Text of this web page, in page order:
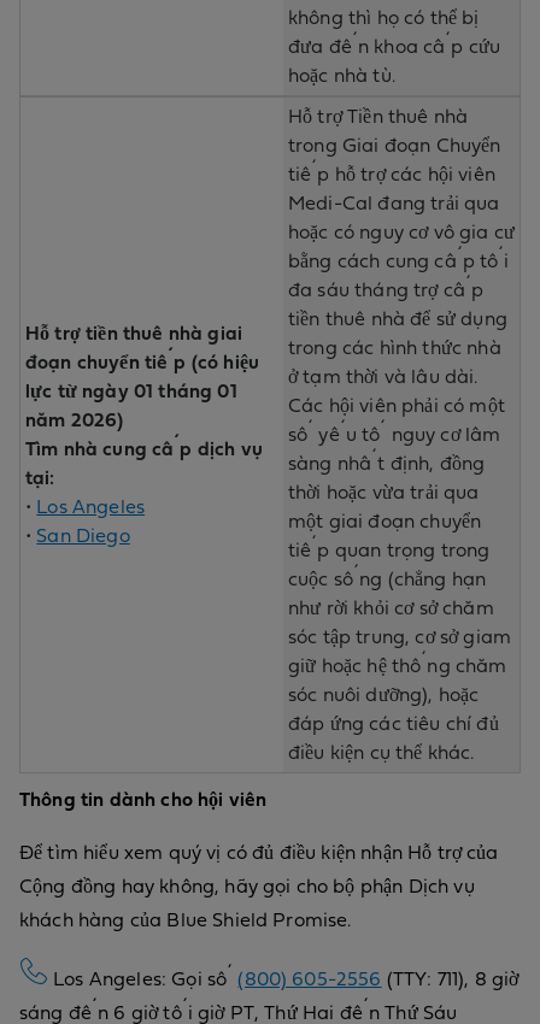
không thì họ có thể bị
đưa đến khoa cấp cứu
hoặc nhà tù.
Hỗ trợ tiền thuê nhà giai
đoạn chuyển tiếp (có hiệu
lực từ ngày 01 tháng 01
năm 2026)
Tìm nhà cung cấp dịch vụ
tại:
•
Los Angeles
• San Diego
Hỗ trợ Tiền thuê nhà
trong Giai đoạn Chuyển
tiếp hỗ trợ các hội viên
Medi-Cal đang trải qua
hoặc có nguy cơ vô gia cư
bằng cách cung cấp tối
đa sáu tháng trợ cấp
tiền thuê nhà để sử dụng
trong các hình thức nhà
ở tạm thời và lâu dài.
Các hội viên phải có một
số yếu tố nguy cơ lâm
sàng nhất định, đồng
thời hoặc vừa trải qua
một giai đoạn chuyển
tiếp quan trọng trong
cuộc sống (chẳng hạn
như rời khỏi cơ sở chăm
sóc tập trung, cơ sở giam
giữ hoặc hệ thống chăm
sóc nuôi dưỡng), hoặc
đáp ứng các tiêu chí đủ
điều kiện cụ thể khác.
Thông tin dành cho hội viên
Để tìm hiểu xem quý vị có đủ điều kiện nhận Hỗ trợ của
Cộng đồng hay không, hãy gọi cho bộ phận Dịch vụ
khách hàng của Blue Shield Promise.
Los Angeles: Gọi số(800) 605-2556 (TTY: 711), 8 giờ
sáng đến 6 giờ tối giờ PT, Thứ Hai đến Thứ Sáu